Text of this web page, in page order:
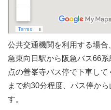
公共交通機関を利用する場
急東向日駅から阪急バス66
点の善峯寺バス停で下車し
まで約30分程度、バス停か
す。